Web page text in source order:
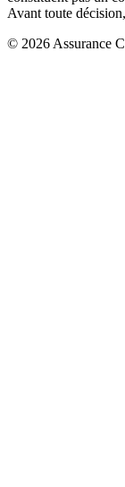
Avant toute
© 2026 Assurance